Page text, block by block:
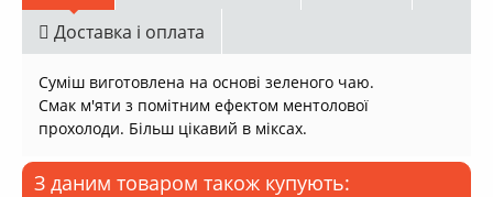
Доставка і оплата
Суміш виготовлена на основі зеленого чаю.
Смак м'яти з помітним ефектом ментолової
прохолоди. Більш цікавий в міксах.
З даним товаром також купують: